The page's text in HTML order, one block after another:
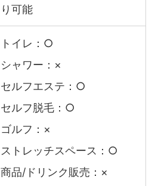
り可能
トイレ：○
シャワー：×
セルフエステ：○
セルフ脱毛：○
ゴルフ：×
ストレッチスペース：○
商品/ドリンク販売：×